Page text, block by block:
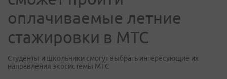
оплачиваемые летние
стажировки в МТС
Студенты и школьники смогут выбрать интересующие их
направления экосистемы МТС